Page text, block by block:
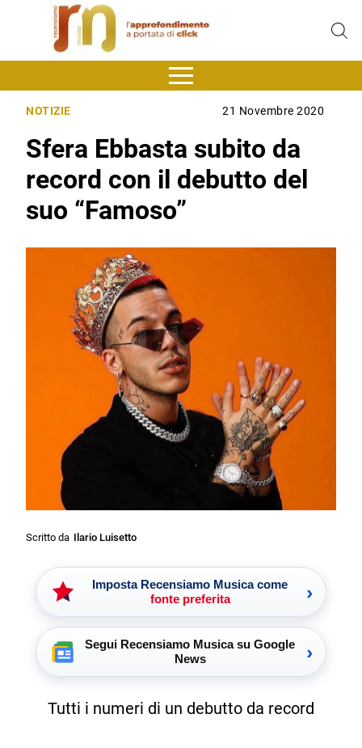
NOTIZIE 21 Novembre 2020
Sfera Ebbasta subito da
record con il debutto del
suo “Famoso”
Scritto da Ilario Luisetto
Imposta Recensiamo Musica come
fonte preferita
›
Segui Recensiamo Musica su Google
News
›
Tutti i numeri di un debutto da record